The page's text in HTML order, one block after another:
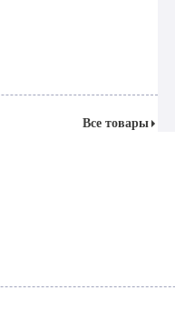
Все товары